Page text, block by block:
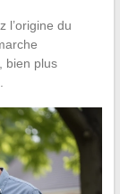
l’origine du
bien plus